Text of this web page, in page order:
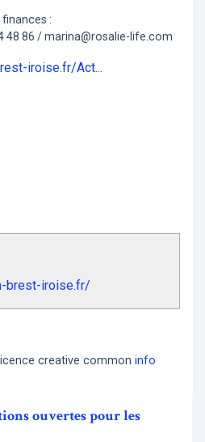
:
48 86 / marina@rosalie-life.com
iroise.fr/Act...
brest-iroise.fr/
creative common info
ouvertes pour les